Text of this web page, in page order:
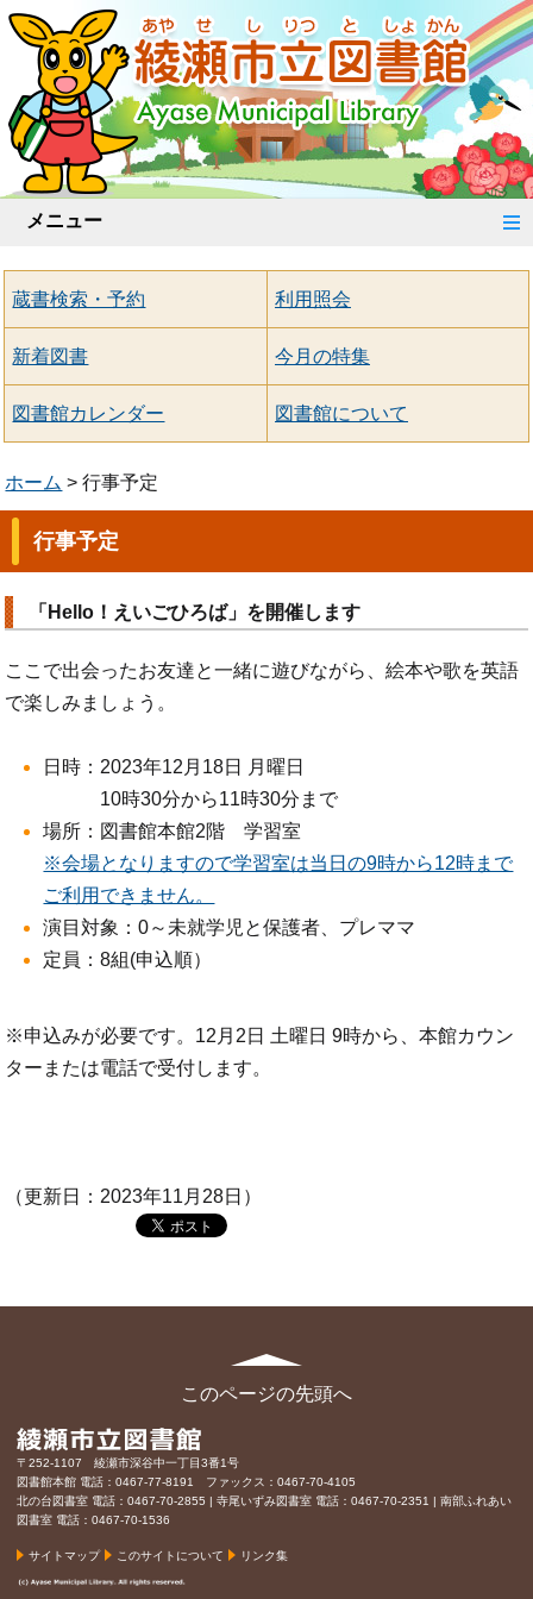
メニュー
蔵書検索・予約 利用照会
新着図書 今月の特集
図書館カレンダー 図書館について
ホーム 行事予定
行事予定
「Hello！えいごひろば」を開催します
ここで出会ったお友達と一緒に遊びながら、絵本や歌を英語
で楽しみましょう。
日時：2023年12月18日 月曜日
10時30分から11時30分まで
場所：図書館本館2階 学習室
※会場となりますので学習室は当日の9時から12時まで
ご利用できません。
演目対象：0～未就学児と保護者、プレママ
定員：8組(申込順）
※申込みが必要です。12月2日 土曜日 9時から、本館カウン
ターまたは電話で受付します。
（更新日：2023年11月28日）
このページの先頭へ
〒252-1107 綾瀬市深谷中一丁目3番1号
図書館本館 電話：0467-77-8191 ファックス：0467-70-4105
北の台図書室 電話：0467-70-2855 | 寺尾いずみ図書室 電話：0467-70-2351 | 南部ふれあい
図書室 電話：0467-70-1536
サイトマップ このサイトについて リンク集